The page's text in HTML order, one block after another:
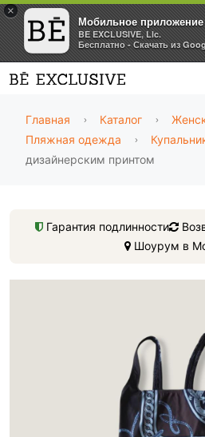
×
Мобильное приложение
BE EXCLUSIVE, Llc.
Бесплатно - Скачать из
Главная Каталог
Пляжная одежда
дизайнерским принтом
Гарантия подлинности
Шоурум в